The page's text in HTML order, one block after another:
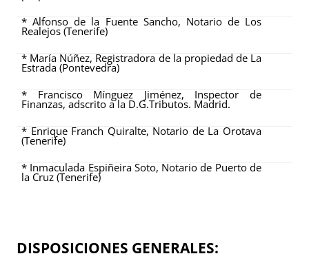
* Alfonso de la Fuente Sancho, Notario de Los
Realejos (Tenerife)
* María Núñez, Registradora de la propiedad de La
Estrada (Pontevedra)
* Francisco Mínguez Jiménez, Inspector de
Finanzas, adscrito a la D.G.Tributos. Madrid.
* Enrique Franch Quiralte, Notario de La Orotava
(Tenerife)
* Inmaculada Espiñeira Soto, Notario de Puerto de
la Cruz (Tenerife)
DISPOSICIONES GENERALES: